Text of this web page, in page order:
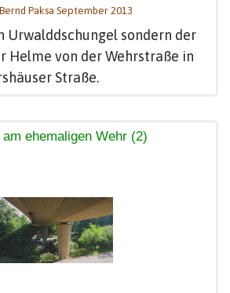
Paksa September 2013
Urwalddschungel sondern der
Helme von der Wehrstraße in
Straße.
am ehemaligen Wehr (2)